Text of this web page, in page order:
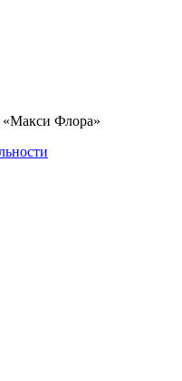
«Макси Флора»